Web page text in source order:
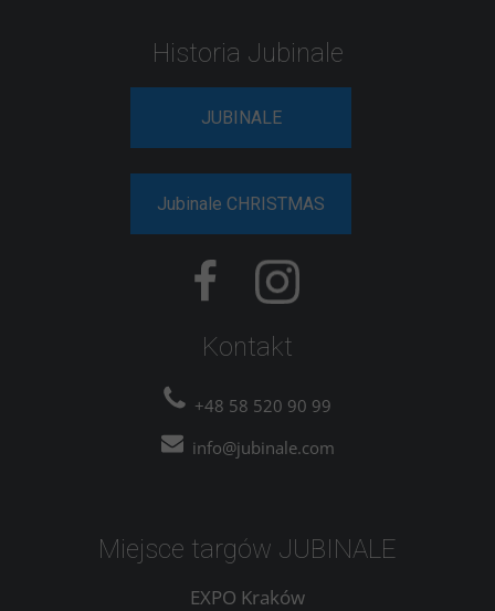
Historia Jubinale
Kontakt
+48 58 520 90 99
info@jubinale.com
Miejsce targów JUBINALE
EXPO Kraków
Jubinale CHRISTMAS
JUBINALE